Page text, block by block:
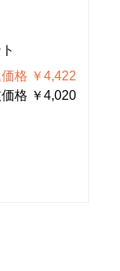
格 ￥4,422
格 ￥4,020